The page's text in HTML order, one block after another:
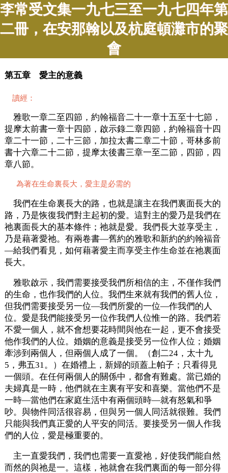
李常受文集一九七三至一九七四年第
二冊，在安那翰以及杭庭頓灘市的聚
會
第五章 愛主的意義
讀經：
雅歌一章二至四節，約翰福音二十一章十五至十七節，
提摩太前書一章十四節，啟示錄二章四節，約翰福音十四
章二十一節，二十三節，加拉太書二章二十節，哥林多前
書十六章二十二節，提摩太後書三章一至二節，四節，四
章八節。
為著在生命裏長大，愛主是必需的
我們在生命裏長大的路，也就是讓主在我們裏面長大的
路，乃是恢復我們對主起初的愛。這對主的愛乃是我們在
祂裏面長大的基本條件；祂就是愛。我們長大並享受主，
乃是藉著愛祂。有兩卷書—舊約的雅歌和新約的約翰福音
—給我們看見，如何藉著愛主而享受主作生命並在祂裏面
長大。
雅歌啟示，我們需要接受我們所相信的主，不僅作我們
的生命，也作我們的人位。我們生來就有我們的舊人位，
但我們需要接受另一位—我們所愛的一位—作我們的人
位。愛是我們能接受另一位作我們人位惟一的路。我們若
不愛一個人，就不會想要花時間與他在一起，更不會接受
他作我們的人位。婚姻的意義是接受另一位作人位；婚姻
牽涉到兩個人，但兩個人成了一個。（創二24，太十九
5，弗五31。）在婚禮上，新婦的頭蓋上帕子；只看得見
一個頭。在任何兩個人的關係中，都會有難處。當已婚的
夫婦真是一時，他們就在主裏有平安和喜樂。當他們不是
一時—當他們在家庭生活中有兩個頭時—就有怒氣和爭
吵。與物件同活很容易，但與另一個人同活就很難。我們
只能與我們真正愛的人平安的同活。要接受另一個人作我
們的人位，愛是極重要的。
主一直愛我們，我們也需要一直愛祂，好使我們能自然
而然的與祂是一。這樣，祂就會在我們裏面的每一部分得